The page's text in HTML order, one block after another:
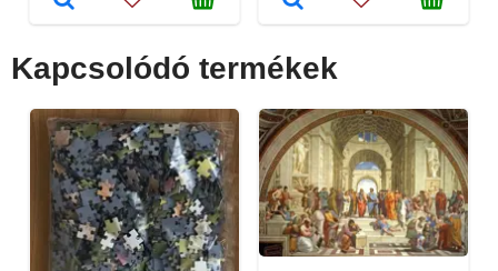
Kapcsolódó termékek